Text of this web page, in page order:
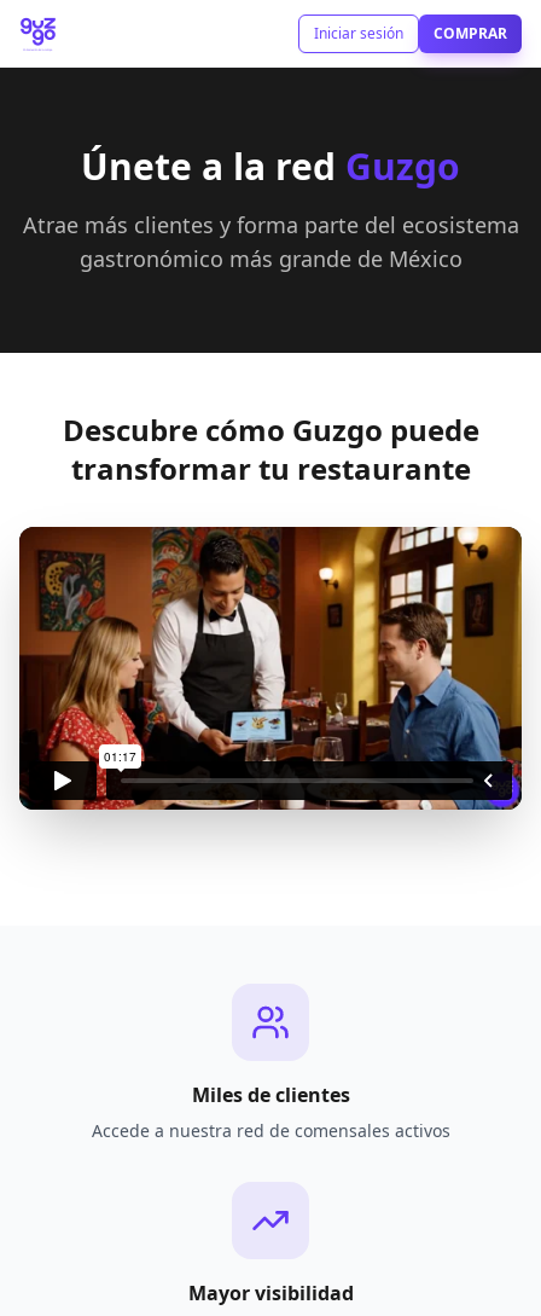
Iniciar sesión COMPRAR
Únete a la red Guzgo
Atrae más clientes y forma parte del ecosistema
gastronómico más grande de México
Descubre cómo Guzgo puede
transformar tu restaurante
Miles de clientes
Accede a nuestra red de comensales activos
Mayor visibilidad